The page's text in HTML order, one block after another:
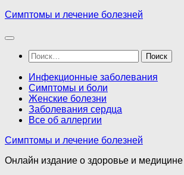
Перейти
содержимому
Симптомы и лечение болезней
Найти:
Инфекционные заболевания
Симптомы и боли
Женские болезни
Заболевания сердца
Все об аллергии
Симптомы и лечение болезней
Онлайн издание о здоровье и медицине